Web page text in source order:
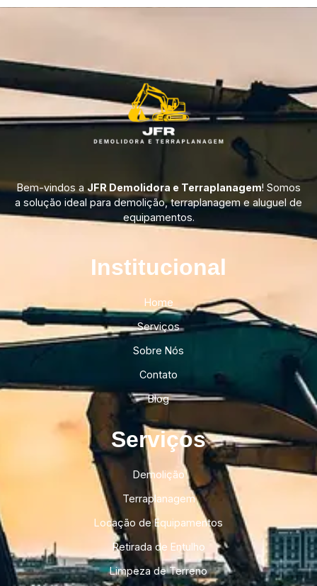
Bem-vindos a JFR Demolidora e Terraplanagem! Somos
a solução ideal para demolição, terraplanagem e aluguel de
equipamentos.
Institucional​
Home
Serviços
Sobre Nós
Contato
Blog
Serviços
Demolição
Terraplanagem
Locação de Equipamentos
Retirada de Entulho
Limpeza de Terreno